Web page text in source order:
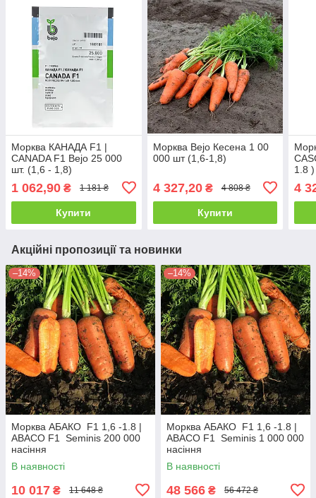
Морква КАНАДА F1 |
CANADA F1 Bejo 25 000
шт. (1,6 - 1,8)
1 062,90 ₴ 1 181 ₴
Купити
Морква Bejo Кесена 1 00
000 шт (1,6-1,8)
4 327,20₴ 4 808 ₴
Купити
1.8
4
Акційні пропозиції та новинки
–14%
Морква АБАКО F1 1,6 -1.8 |
ABACO F1 Seminis 200 000
насіння
В наявності
10 017 ₴ 11 648 ₴
–14%
Морква АБАКО F1 1,6 -1.8 |
ABACO F1 Seminis 1 000 000
насіння
В наявності
48 566 ₴ 56 472 ₴